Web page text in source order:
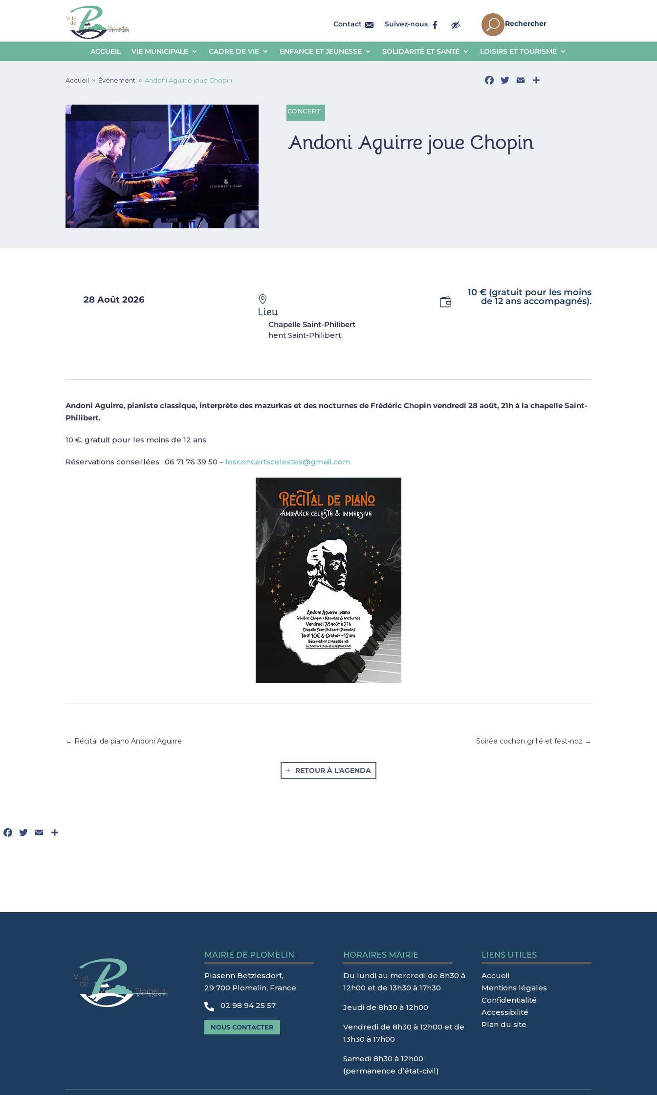
Contact Suivez-nous U Rechercher
ACCUEIL VIE MUNICIPALE CADRE DE VIE ENFANCE ET JEUNESSE SOLIDARITÉ ET SANTÉ LOISIRS ET TOURISME
Accueil 9 Événement 9 Andoni Aguirre joue Chopin Facebook
Twitter
Email
CONCERT
Andoni Aguirre joue Chopin
28 Août 2026
Lieu
Chapelle Saint-Philibert
hent Saint-Philibert
10 € (gratuit pour les moins
de 12 ans accompagnés).
Andoni Aguirre, pianiste classique, interprète des mazurkas et des nocturnes de Frédéric Chopin vendredi 28 août, 21h à la chapelle Saint-
Philibert.
10 €, gratuit pour les moins de 12 ans.
Réservations conseillées : 06 71 76 39 50 – lesconcertscelestes@gmail.com
← Récital de piano Andoni Aguirre Soirée cochon grillé et fest-noz →
RETOUR À L'AGENDA
Facebook
Twitter
Email
MAIRIE DE PLOMELIN
Plasenn Betziesdorf,
29 700 Plomelin, France
 02 98 94 25 57
NOUS CONTACTER
HORAIRES MAIRIE
Du lundi au mercredi de 8h30 à
12h00 et de 13h30 à 17h30
Jeudi de 8h30 à 12h00
Vendredi de 8h30 à 12h00 et de
13h30 à 17h00
Samedi 8h30 à 12h00
(permanence d’état-civil)
LIENS UTILES
Accueil
Mentions légales
Confidentialité
Accessibilité
Plan du site